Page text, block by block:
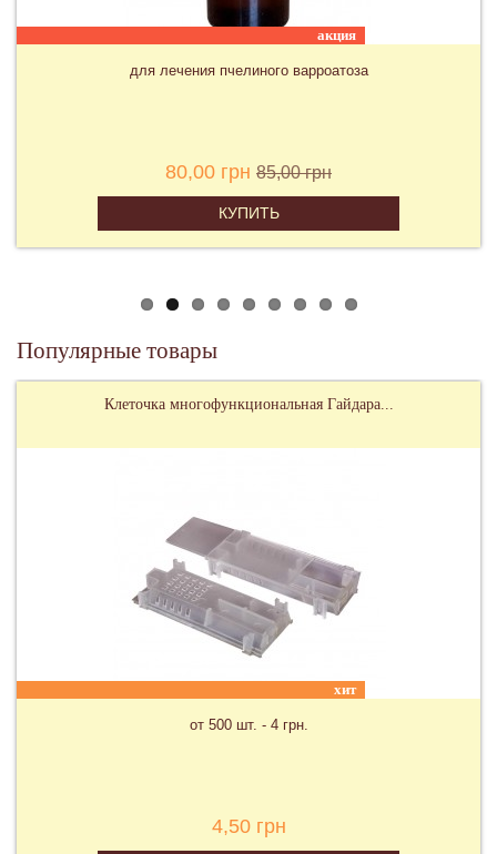
акция
для лечения пчелиного варроатоза
80,00 грн 85,00 грн
КУПИТЬ
Популярные товары
Клеточка многофункциональная Гайдара...
хит
от 500 шт. - 4 грн.
4,50 грн